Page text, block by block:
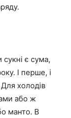
є сума,
І перше, і
Для холодів
або ж
манто. В